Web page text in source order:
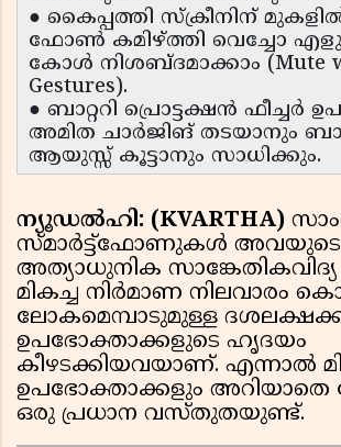
● കൈപ്പത്തി സ്ക്രീനിന്
ഫോൺ കമിഴ്ത്തി വെച്ചോ
കോൾ നിശബ്ദമാക്കാം (Mute
Gestures).
● ബാറ്ററി പ്രൊട്ടക്ഷൻ ഫീച്ചർ
അമിത ചാർജിങ് തടയാനും
ആയുസ്സ് കൂട്ടാനും സാധിക്കും.
ന്യൂഡൽഹി: (KVARTHA)
സ്മാർട്ട്ഫോണുകൾ അവയുടെ
അത്യാധുനിക
മികച്ച നിർമാണ നിലവാരം
ലോകമെമ്പാടുമുള്ള
ഉപഭോക്താക്കളുടെ ഹൃദയം
കീഴടക്കിയവയാണ്. എന്നാൽ
ഉപഭോക്താക്കളും
ഒരു പ്രധാന വസ്തുതയുണ്ട്.